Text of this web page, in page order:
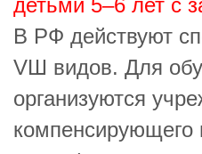
детьми 5–6 лет с
В РФ действуют
VШ видов. Для
организуются
компенсирующего